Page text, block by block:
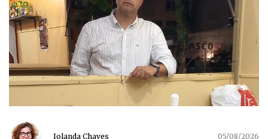
Iolanda Chaves 05/08/2026